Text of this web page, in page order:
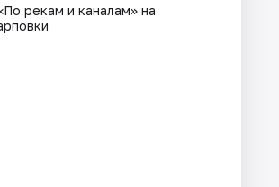
рекам и каналам» на